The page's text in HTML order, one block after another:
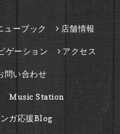
ューブック 店舗情報
ゲーション アクセス
問い合わせ
Station
ガ応援Blog